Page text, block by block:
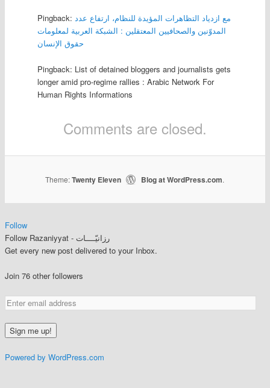
Pingback: مع ازدياد التظاهرات المؤيدة للنظام، ارتفاع عدد
المدوّنين والصحافيين المعتقلين : الشبكة العربية لمعلومات
حقوق الإنسان
Pingback: List of detained bloggers and journalists gets
longer amid pro-regime rallies : Arabic Network For
Human Rights Informations
Comments are closed.
Theme:Twenty Eleven |
Blog at WordPress.com.
Follow
Follow Razaniyyat - رزانيّــــات
Get every new post delivered to your Inbox.
Join 76 other followers
Powered by WordPress.com